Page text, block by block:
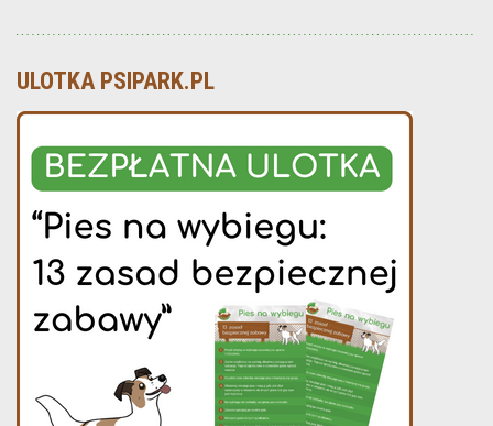
ULOTKA PSIPARK.PL